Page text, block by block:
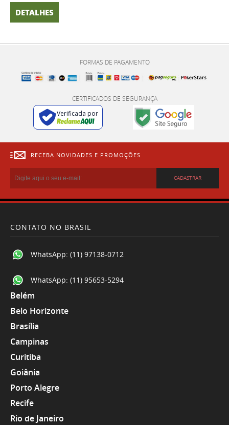
DETALHES
FORMAS DE PAGAMENTO
CERTIFICADOS DE SEGURANÇA
Verificada por
RECEBA NOVIDADES E PROMOÇÕES
CADASTRAR
CONTATO NO BRASIL
WhatsApp: (11) 97138-0712
WhatsApp: (11) 95653-5294
Belém
Belo Horizonte
Brasília
Campinas
Curitiba
Goiânia
Porto Alegre
Recife
Rio de Janeiro